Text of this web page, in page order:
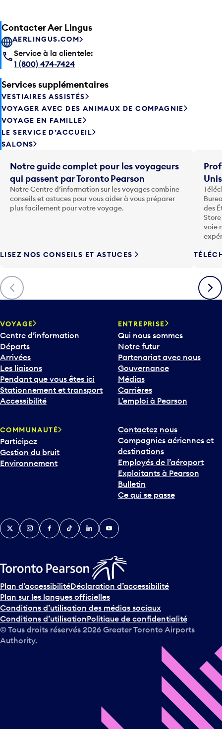
Contacter Aer Lingus
AERLINGUS.COM
Service à la clientele:
1 (800) 474-7424
Services supplémentaires
VESTIAIRES ASSISTÉS
VOYAGER AVEC DES ANIMAUX DE COMPAGNIE
VOYAGE EN FAMILLE
LE SERVICE D’ACCUEIL
SALONS
Précédent
Notre guide complet pour les voyageurs
qui passent par Toronto Pearson
Notre Centre d’information sur les voyages combine
conseils et astuces pour vous aider à vous préparer
plus facilement pour votre voyage.
LISEZ NOS CONSEILS ET ASTUCES
des
voie
VOYAGE
Centre d’information
Départs
Arrivées
Les liaisons
Pendant que vous êtes ici
Stationnement et transport
Accessibilité
ENTREPRISE
Qui nous sommes
Notre futur
Partenariat avec nous
Gouvernance
Médias
Carrières
L’emploi à Pearson
COMMUNAUTÉ
Participez
Gestion du bruit
Environnement
Contactez nous
Compagnies aériennes et
destinations
Employés de l’aéroport
Exploitants à Pearson
Bulletin
Ce qui se passe
TwitterInstagramFacebook
TikTokLinkedInYouTube
Plan d’accessibilitéDéclaration d’accessibilité
Plan sur les langues officielles
Conditions d’utilisation des médias sociaux
Conditions d’utilisationPolitique de confidentialité
© Tous droits réservés 2026 Greater Toronto Airports
Authority.